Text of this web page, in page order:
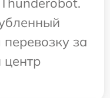
за
центр